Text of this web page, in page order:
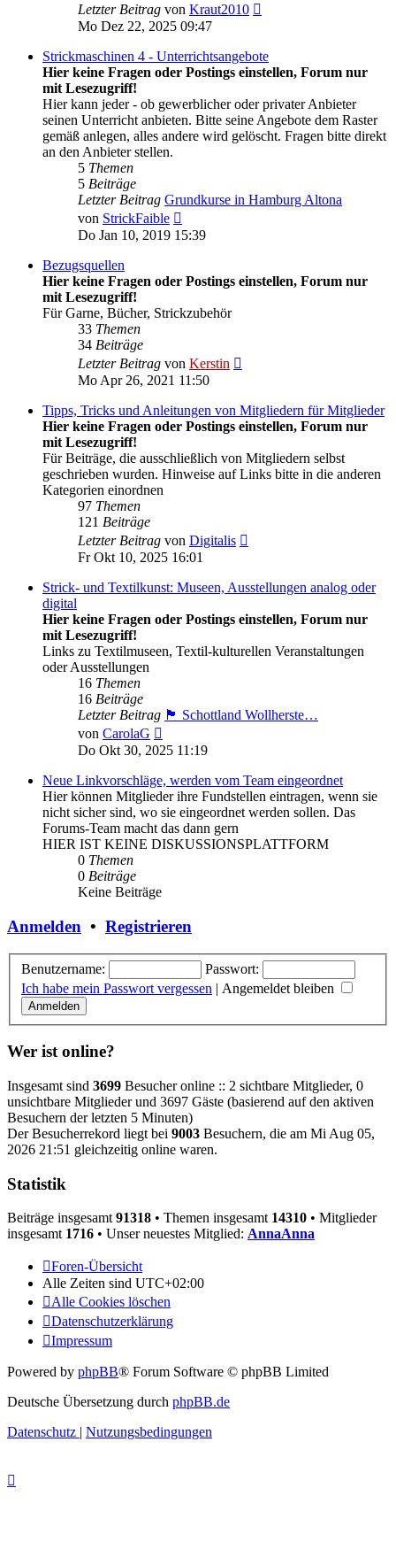
Letzter Beitrag von Kraut2010
Mo Dez 22, 2025 09:47
Strickmaschinen 4 - Unterrichtsangebote
Hier keine Fragen oder Postings einstellen, Forum nur
mit Lesezugriff!
Hier kann jeder - ob gewerblicher oder privater Anbieter
seinen Unterricht anbieten. Bitte seine Angebote dem Raster
gemäß anlegen, alles andere wird gelöscht. Fragen bitte direkt
an den Anbieter stellen.
5 Themen
5 Beiträge
Letzter Beitrag Grundkurse in Hamburg Altona
von StrickFaible
Beitrag
Do Jan 10, 2019 15:39
Bezugsquellen
Hier keine Fragen oder Postings einstellen, Forum nur
mit Lesezugriff!
Für Garne, Bücher, Strickzubehör
33 Themen
34 Beiträge
Letzter Beitrag von Kerstin
Mo Apr 26, 2021 11:50
Tipps, Tricks und Anleitungen von Mitgliedern für Mitglieder
Hier keine Fragen oder Postings einstellen, Forum nur
mit Lesezugriff!
Für Beiträge, die ausschließlich von Mitgliedern selbst
geschrieben wurden. Hinweise auf Links bitte in die anderen
Kategorien einordnen
97 Themen
121 Beiträge
Letzter Beitrag von Digitalis
Fr Okt 10, 2025 16:01
Strick- und Textilkunst: Museen, Ausstellungen analog oder
digital
Hier keine Fragen oder Postings einstellen, Forum nur
mit Lesezugriff!
Links zu Textilmuseen, Textil-kulturellen Veranstaltungen
oder Ausstellungen
16 Themen
16 Beiträge
Letzter Beitrag 🏴󠁧󠁢󠁳󠁣󠁴󠁿 Schottland Wollherste…
von CarolaG
Beitrag
Do Okt 30, 2025 11:19
Neue Linkvorschläge, werden vom Team eingeordnet
Hier können Mitglieder ihre Fundstellen eintragen, wenn sie
nicht sicher sind, wo sie eingeordnet werden sollen. Das
Forums-Team macht das dann gern
HIER IST KEINE DISKUSSIONSPLATTFORM
0 Themen
0 Beiträge
Keine Beiträge
Anmelden • Registrieren
Benutzername:
Passwort:
Ich habe mein Passwort vergessen | Angemeldet bleiben
Wer ist online?
Insgesamt sind 3699 Besucher online :: 2 sichtbare Mitglieder, 0
unsichtbare Mitglieder und 3697 Gäste (basierend auf den aktiven
Besuchern der letzten 5 Minuten)
Der Besucherrekord liegt bei 9003 Besuchern, die am Mi Aug 05,
2026 21:51 gleichzeitig online waren.
Statistik
Beiträge insgesamt 91318 • Themen insgesamt 14310 • Mitglieder
insgesamt 1716 • Unser neuestes Mitglied: AnnaAnna
Foren-Übersicht
Alle Zeiten sind UTC+02:00
Alle Cookies löschen
Datenschutzerklärung
Impressum
Powered by phpBB® Forum Software © phpBB Limited
Deutsche Übersetzung durch phpBB.de
Datenschutz | Nutzungsbedingungen